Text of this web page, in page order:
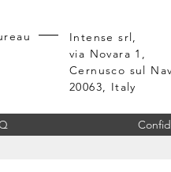
Intense srl,
via Novara 1,
Cernusco sul
20063, Italy